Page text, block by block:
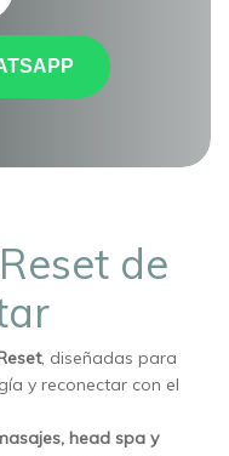
de
, diseñadas para
y reconectar con el
head spa y